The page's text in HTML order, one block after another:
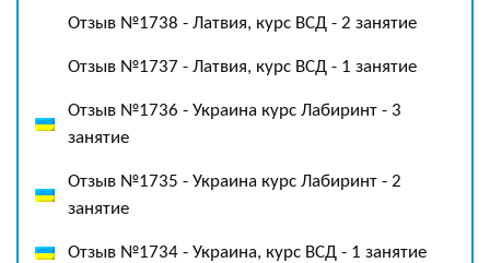
Отзыв №1738 - Латвия, курс ВСД - 2 занятие
Отзыв №1737 - Латвия, курс ВСД - 1 занятие
Отзыв №1736 - Украина курс Лабиринт - 3
занятие
Отзыв №1735 - Украина курс Лабиринт - 2
занятие
Отзыв №1734 - Украина, курс ВСД - 1 занятие